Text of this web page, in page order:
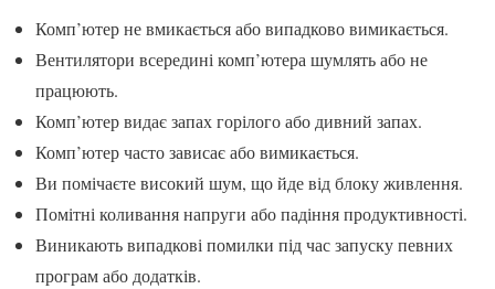
Комп’ютер не вмикається або випадково вимикається.
Вентилятори всередині комп’ютера шумлять або не
працюють.
Комп’ютер видає запах горілого або дивний запах.
Комп’ютер часто зависає або вимикається.
Ви помічаєте високий шум, що йде від блоку живлення.
Помітні коливання напруги або падіння продуктивності.
Виникають випадкові помилки під час запуску певних
програм або додатків.